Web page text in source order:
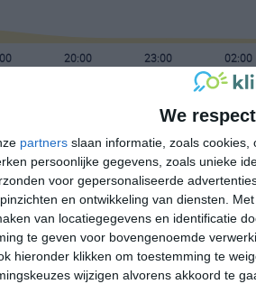
We
partners slaan informatie, zoals
persoonlijke gegevens, zoals unieke
voor gepersonaliseerde
en ontwikkeling van diensten.
van locatiegegevens en identificatie
te geven voor bovengenoemde
hieronder klikken om toestemming te
wijzigen alvorens akkoord te
20:00 23:00 02:00
NNW 2 NNW 2 NW 2
02:00